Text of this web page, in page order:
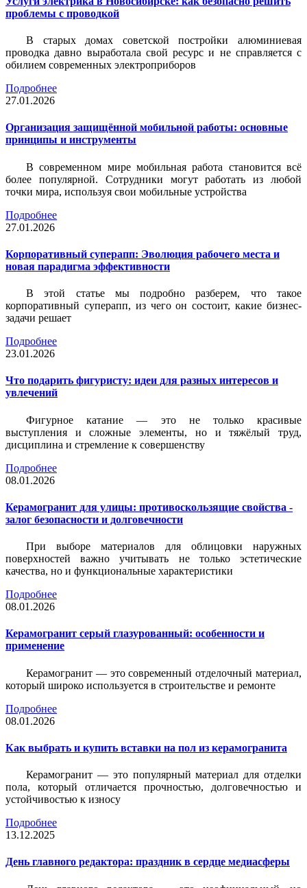
проблемы с проводкой
В старых домах советской постройки алюминиевая
проводка давно выработала свой ресурс и не справляется с
обилием современных электроприборов
Подробнее
27.01.2026
Организация защищённой мобильной работы: основные
принципы и инструменты
В современном мире мобильная работа становится всё
более популярной. Сотрудники могут работать из любой
точки мира, используя свои мобильные устройства
Подробнее
27.01.2026
Корпоративный суперапп: Эволюция рабочего места и
новая парадигма эффективности
В этой статье мы подробно разберем, что такое
корпоративный суперапп, из чего он состоит, какие бизнес-
задачи решает
Подробнее
23.01.2026
Что подарить фигуристу: идеи для разных интересов и
увлечений
Фигурное катание — это не только красивые
выступления и сложные элементы, но и тяжёлый труд,
дисциплина и стремление к совершенству
Подробнее
08.01.2026
Керамогранит для улицы: противоскользящие свойства -
залог безопасности и долговечности
При выборе материалов для облицовки наружных
поверхностей важно учитывать не только эстетические
качества, но и функциональные характеристики
Подробнее
08.01.2026
Керамогранит серый глазурованный: особенности и
применение
Керамогранит — это современный отделочный материал,
который широко используется в строительстве и ремонте
Подробнее
08.01.2026
Как выбрать и купить вставки на пол из керамогранита
Керамогранит — это популярный материал для отделки
пола, который отличается прочностью, долговечностью и
устойчивостью к износу
Подробнее
13.12.2025
День главного редактора: праздник в сердце медиасферы